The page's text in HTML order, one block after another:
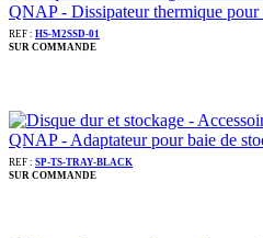
QNAP - Dissipateur thermique
REF : HS-M2SSD-01
SUR COMMANDE
QNAP - Adaptateur pour baie de
REF : SP-TS-TRAY-BLACK
SUR COMMANDE